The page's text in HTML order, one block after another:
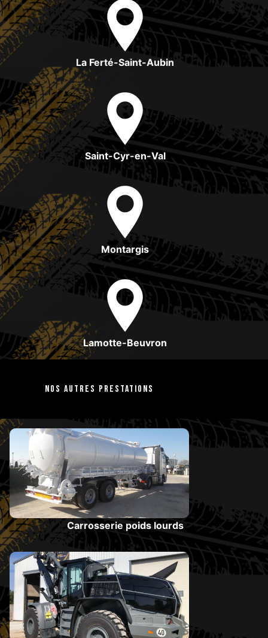
La Ferté-Saint-Aubin
Saint-Cyr-en-Val
Montargis
Lamotte-Beuvron
Nos autres prestations
Carrosserie poids lourds